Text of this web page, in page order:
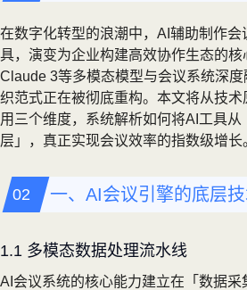
在数字化转型的浪潮中，AI辅助制作会
具，演变为企业构建高效协作生态的核
Claude 3等多模态模型与会议系统深
织范式正在被彻底重构。本文将从技
用三个维度，系统解析如何将AI工具
层」，真正实现会议效率的指数级增长
一、AI会议引擎的底层
1.1 多模态数据处理流水线
AI会议系统的核心能力建立在「数据采